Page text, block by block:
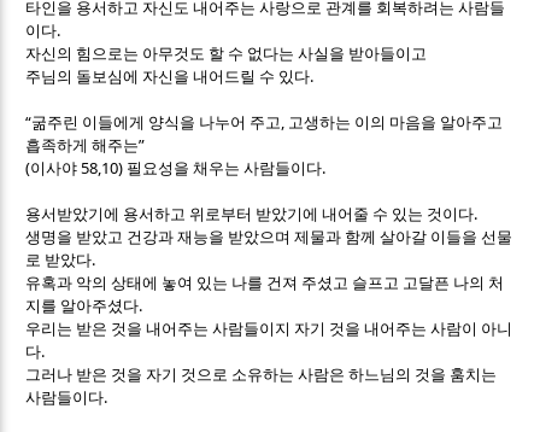
타인을 용서하고 자신도 내어주는 사랑으로 관계를 회복하려는 사람들
이다.
자신의 힘으로는 아무것도 할 수 없다는 사실을 받아들이고
주님의 돌보심에 자신을 내어드릴 수 있다.
“굶주린 이들에게 양식을 나누어 주고 , 고생하는 이의 마음을 알아주고
흡족하게 해주는”
(이사야58,10) 필요성을 채우는 사람들이다.
용서받았기에 용서하고 위로부터 받았기에 내어줄 수 있는 것이다.
생명을 받았고 건강과 재능을 받았으며 제물과 함께 살아갈 이들을 선물
로 받았다.
유혹과 악의 상태에 놓여 있는 나를 건져 주셨고 슬프고 고달픈 나의 처
지를 알아주셨다.
우리는 받은 것을 내어주는 사람들이지 자기 것을 내어주는 사람이 아니
다.
그러나 받은 것을 자기 것으로 소유하는 사람은 하느님의 것을 훔치는
사람들이다.